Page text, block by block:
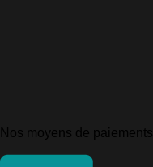
Nos moyens de paiements